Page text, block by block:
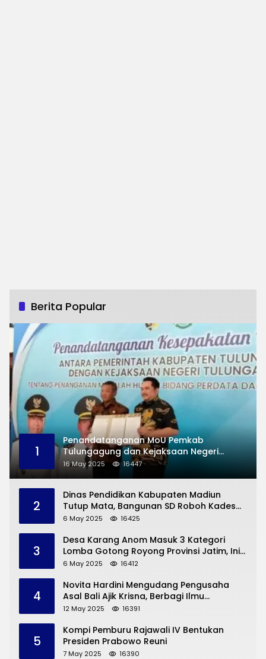
Berita Popular
1
Penandatanganan MoU Pemkab
Tulungagung dan Kejaksaan Negeri
Permasalahan Hukum
16 May 2025 16447
2
Dinas Pendidikan Kabupaten Madiun
Tutup Mata, Bangunan SD Roboh Kades
Dermorejo Bangun Pakai Dana Pribadi
6 May 2025 16425
3
Desa Karang Anom Masuk 3 Kategori
Lomba Gotong Royong Provinsi Jatim, Ini
yang Disampaikan Sekda Trenggalek
6 May 2025 16412
4
Novita Hardini Mengudang Pengusaha
Asal Bali Ajik Krisna, Berbagi Ilmu
Pengembangan Pariwisata dan UMKM
12 May 2025 16391
5
Kompi Pemburu Rajawali IV Bentukan
Presiden Prabowo Reuni
7 May 2025 16390